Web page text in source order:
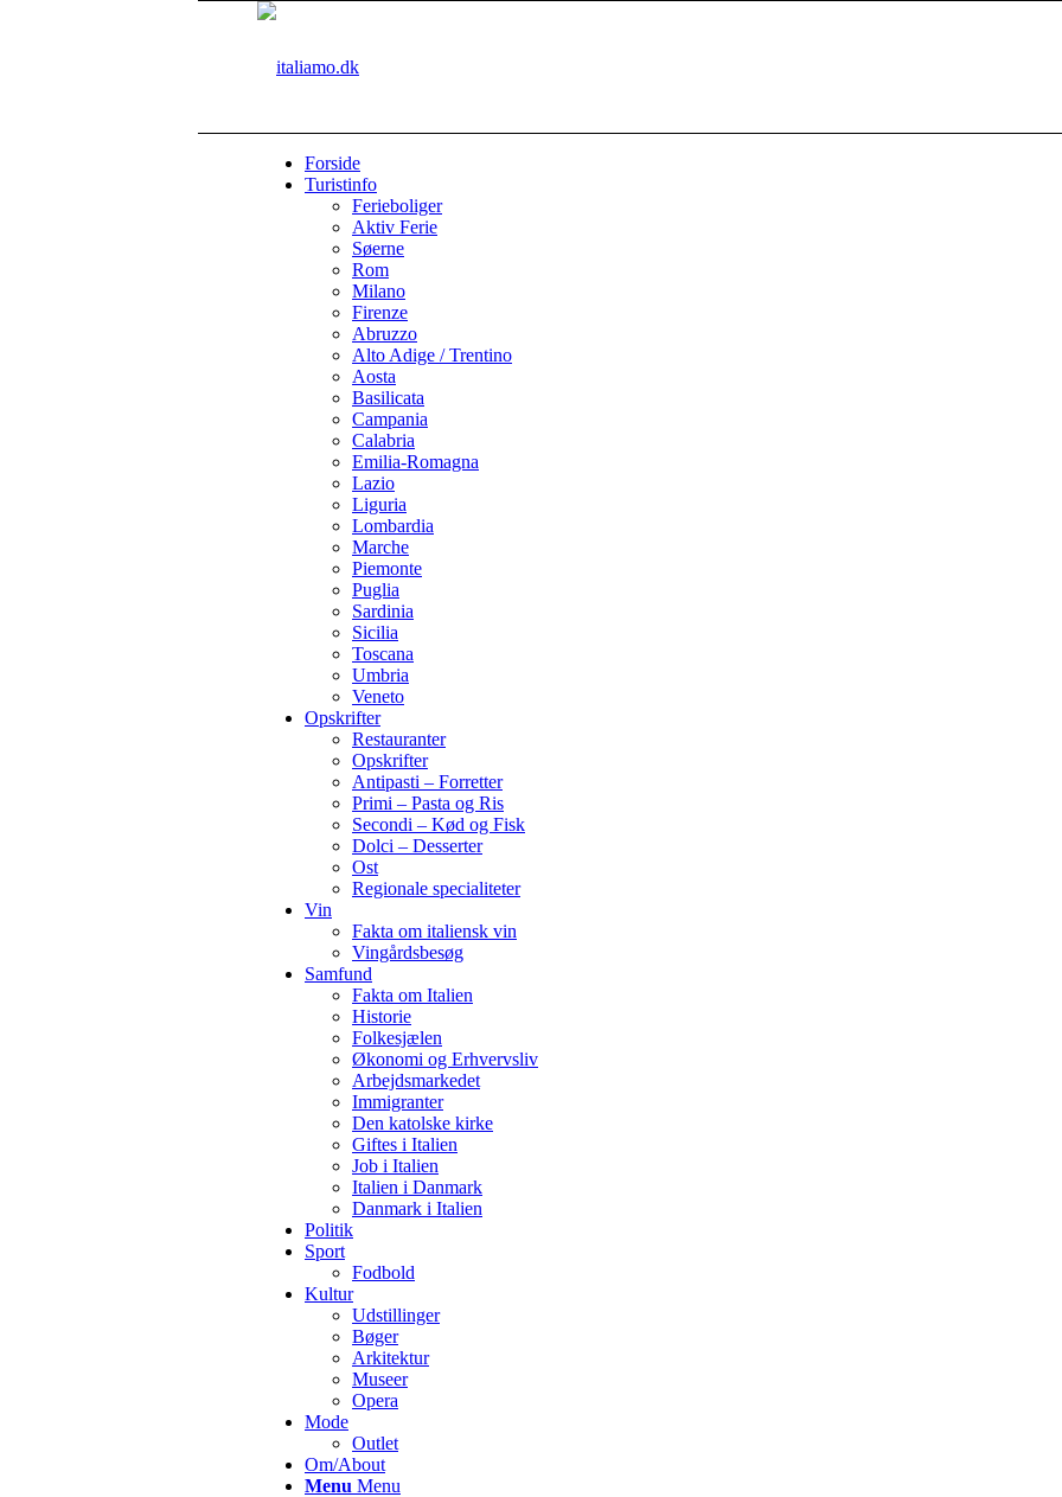
Forside
Turistinfo
Ferieboliger
Aktiv Ferie
Søerne
Rom
Milano
Firenze
Abruzzo
Alto Adige / Trentino
Aosta
Basilicata
Campania
Calabria
Emilia-Romagna
Lazio
Liguria
Lombardia
Marche
Piemonte
Puglia
Sardinia
Sicilia
Toscana
Umbria
Veneto
Opskrifter
Restauranter
Opskrifter
Antipasti – Forretter
Primi – Pasta og Ris
Secondi – Kød og Fisk
Dolci – Desserter
Ost
Regionale specialiteter
Vin
Fakta om italiensk vin
Vingårdsbesøg
Samfund
Fakta om Italien
Historie
Folkesjælen
Økonomi og Erhvervsliv
Arbejdsmarkedet
Immigranter
Den katolske kirke
Giftes i Italien
Job i Italien
Italien i Danmark
Danmark i Italien
Politik
Sport
Fodbold
Kultur
Udstillinger
Bøger
Arkitektur
Museer
Opera
Mode
Outlet
Om/About
Menu Menu